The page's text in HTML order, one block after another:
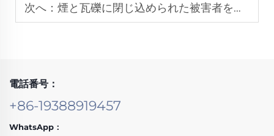
次へ： 煙と瓦礫に閉じ込められた被害者を検出するために消防用サーマルカメラがどのように役立つか
電話番号：
+86-19388919457
WhatsApp：